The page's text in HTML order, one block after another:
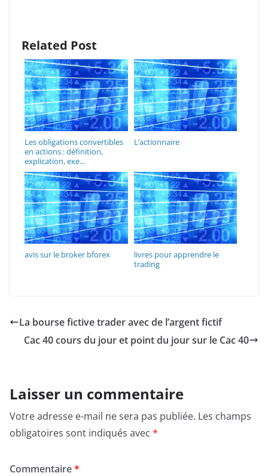
Related Post
Les obligations convertibles
en actions : définition,
explication, exe...
L’actionnaire
avis sur le broker bforex
livres pour apprendre le
trading
La bourse fictive trader avec de l’argent fictif
Cac 40 cours du jour et point du jour sur le Cac 40
Laisser un commentaire
Votre adresse e-mail ne sera pas publiée. Les champs
obligatoires sont indiqués avec *
Commentaire*